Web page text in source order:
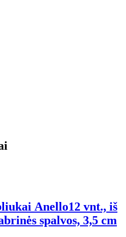
Anello12 vnt., iš
spalvos, 3,5 cm